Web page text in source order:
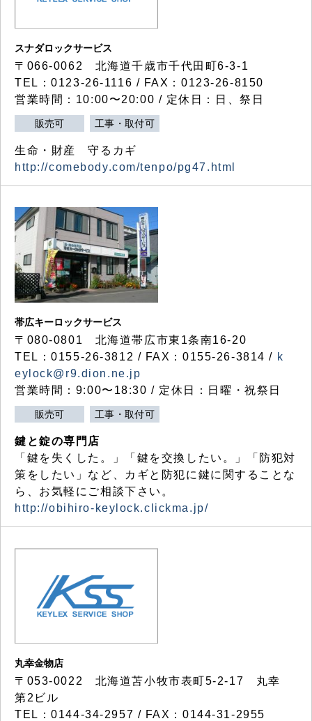
スナダロックサービス
〒066-0062 北海道千歳市千代田町6-3-1
TEL：0123-26-1116 / FAX：0123-26-8150
営業時間：10:00〜20:00 / 定休日：日、祭日
販売可 工事・取付可
生命・財産 守るカギ
http://comebody.com/tenpo/pg47.html
帯広キーロックサービス
〒080-0801 北海道帯広市東1条南16-20
TEL：0155-26-3812 / FAX：0155-26-3814 / k
eylock@r9.dion.ne.jp
営業時間：9:00〜18:30 / 定休日：日曜・祝祭日
販売可 工事・取付可
鍵と錠の専門店
「鍵を失くした。」「鍵を交換したい。」「防犯対
策をしたい」など、カギと防犯に鍵に関することな
ら、お気軽にご相談下さい。
http://obihiro-keylock.clickma.jp/
丸幸金物店
〒053-0022 北海道苫小牧市表町5-2-17 丸幸
第2ビル
TEL：0144-34-2957 / FAX：0144-31-2955